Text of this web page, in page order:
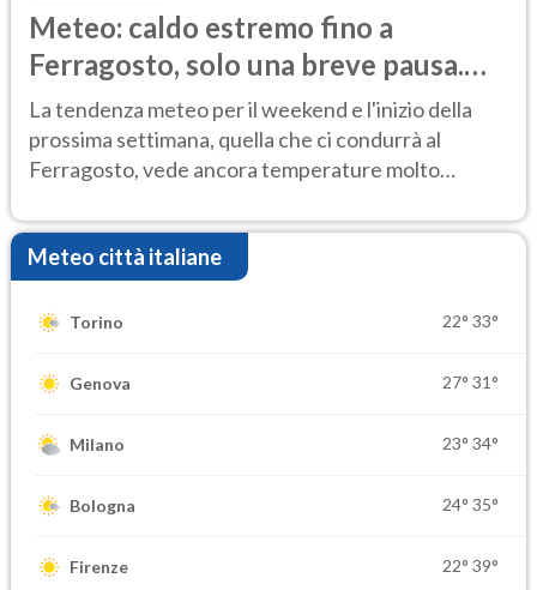
Meteo: caldo estremo fino a
Ferragosto, solo una breve pausa.
Ecco dove
La tendenza meteo per il weekend e l'inizio della
prossima settimana, quella che ci condurrà al
Ferragosto, vede ancora temperature molto
Meteo città italiane
Torino 22° 33°
Genova 27° 31°
Milano 23° 34°
Bologna 24° 35°
Firenze 22° 39°